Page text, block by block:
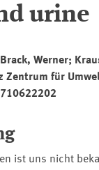
urine
Werner;
Zentrum für
ist uns nicht